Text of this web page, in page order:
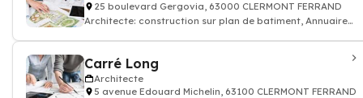
25 boulevard Gergovia, 63000 CLERMONT FERRAND
Architecte: construction sur plan de batiment, Annuaire
Carré Long
Architecte
5 avenue Edouard Michelin, 63100 CLERMONT FERRAND